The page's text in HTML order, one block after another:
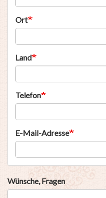
Ort
Land
Telefon
E-Mail-Adresse
Wünsche, Fragen